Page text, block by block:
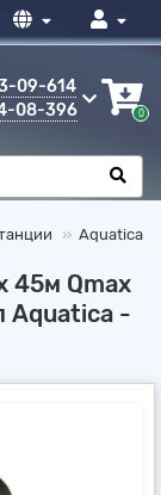
09-614
08-396
0
Aquatica
45м Qmax
Aquatica -